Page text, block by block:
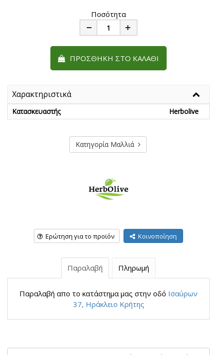
Ποσότητα
Plus
ΠΡΟΣΘΉΚΗ ΣΤΟ ΚΑΛΆΘΙ
Χαρακτηριστικά
Κατασκευαστής Herbolive
Κατηγορία Μαλλιά
Ερώτηση για το προϊόν Κοινοποίηση
Παραλαβή Πληρωμή
Παραλαβή απο το κατάστημα μας στην οδό Ισαύρων
37, Ηράκλειο Κρήτης